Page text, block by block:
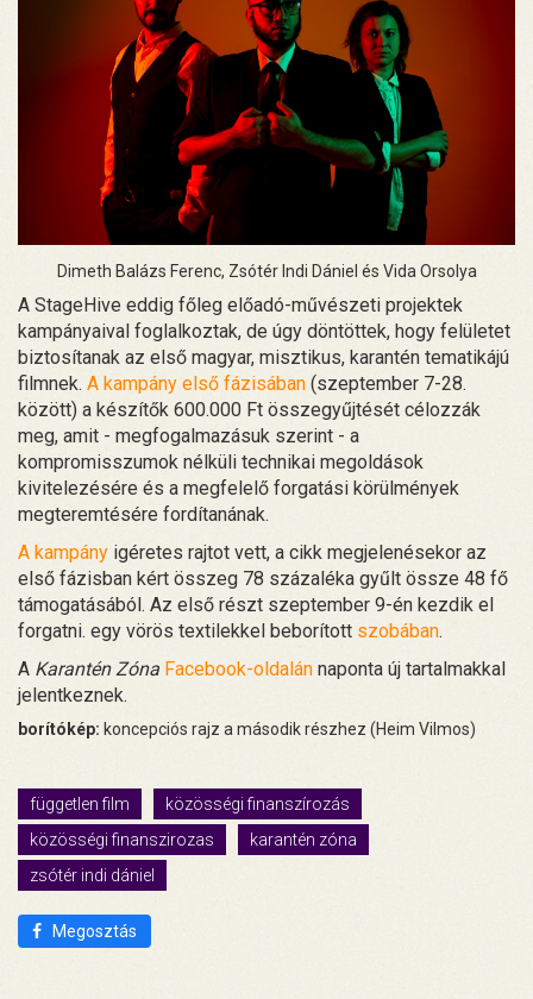
Dimeth Balázs Ferenc, Zsótér Indi Dániel és Vida Orsolya
A StageHive eddig főleg előadó-művészeti projektek
kampányaival foglalkoztak, de úgy döntöttek, hogy felületet
biztosítanak az első magyar, misztikus, karantén tematikájú
filmnek. A kampány első fázisában (szeptember 7-28.
között) a készítők 600.000 Ft összegyűjtését célozzák
meg, amit - megfogalmazásuk szerint - a
kompromisszumok nélküli technikai megoldások
kivitelezésére és a megfelelő forgatási körülmények
megteremtésére fordítanának.
A kampány igéretes rajtot vett, a cikk megjelenésekor az
első fázisban kért összeg 78 százaléka gyűlt össze 48 fő
támogatásából. Az első részt szeptember 9-én kezdik el
forgatni. egy vörös textilekkel beborított szobában.
A Karantén Zóna Facebook-oldalán naponta új tartalmakkal
jelentkeznek.
borítókép: koncepciós rajz a második részhez (Heim Vilmos)
független film
közösségi finanszírozás
közösségi finanszirozas
karantén zóna
zsótér indi dániel
Megosztás